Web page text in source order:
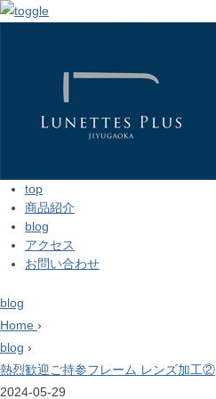
top
商品紹介
blog
アクセス
お問い合わせ
blog
Home ›
blog ›
熱烈歓迎ご持参フレーム レンズ加工②
2024-05-29